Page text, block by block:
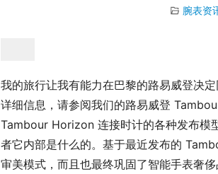
腕表资
我的旅行让我有能力在巴黎的路易威登决
详细信息，请参阅我们的路易威登
Tambour Horizo​​n 连接时计的各种发布模
者它内部是什么的。基于最近发布的
审美模式，而且也最终巩固了智能手表奢侈